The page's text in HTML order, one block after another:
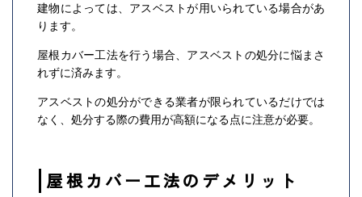
建物によっては、アスベストが用いられている場合があ
ります。
屋根カバー工法を行う場合、アスベストの処分に悩まさ
れずに済みます。
アスベストの処分ができる業者が限られているだけでは
なく、処分する際の費用が高額になる点に注意が必要。
屋根カバー工法のデメリット